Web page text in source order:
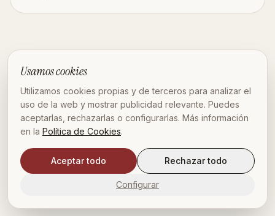
Usamos cookies
Utilizamos cookies propias y de terceros para analizar el
uso de la web y mostrar publicidad relevante. Puedes
aceptarlas, rechazarlas o configurarlas. Más información
en la Política de Cookies.
Aceptar todo Rechazar todo
Configurar